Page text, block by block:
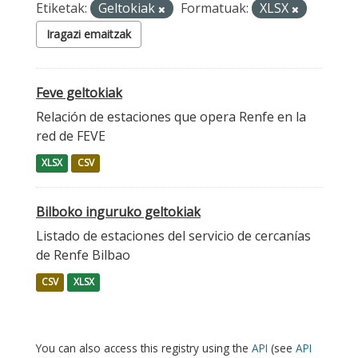
Etiketak: Geltokiak Formatuak: XLSX
Iragazi emaitzak
Feve geltokiak
Relación de estaciones que opera Renfe en la
red de FEVE
XLSX CSV
Bilboko inguruko geltokiak
Listado de estaciones del servicio de cercanías
de Renfe Bilbao
CSV XLSX
You can also access this registry using the API (see API